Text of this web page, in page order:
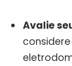
Avalie